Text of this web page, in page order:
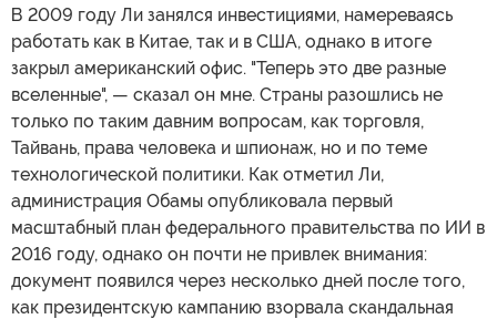
В 2009 году Ли занялся инвестициями, намереваясь
работать как в Китае, так и в США, однако в итоге
закрыл американский офис. "Теперь это две разные
вселенные", — сказал он мне. Страны разошлись не
только по таким давним вопросам, как торговля,
Тайвань, права человека и шпионаж, но и по теме
технологической политики. Как отметил Ли,
администрация Обамы опубликовала первый
масштабный план федерального правительства по ИИ в
2016 году, однако он почти не привлек внимания:
документ появился через несколько дней после того,
как президентскую кампанию взорвала скандальная